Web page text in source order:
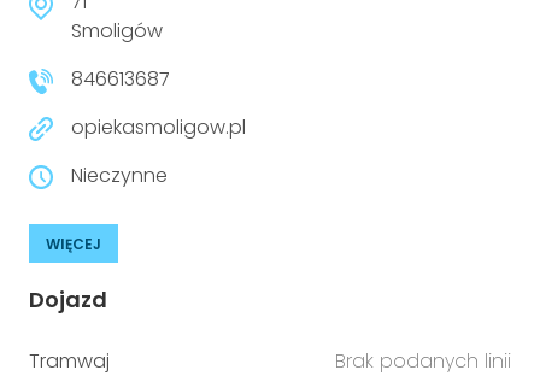
Smoligów
846613687
opiekasmoligow.pl
Nieczynne
WIĘCEJ
Dojazd
Tramwaj
Brak podanych linii